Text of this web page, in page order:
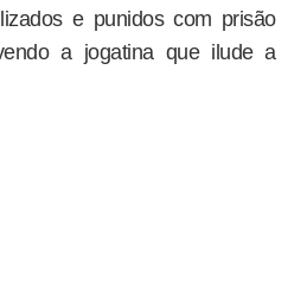
e punidos com prisão
a jogatina que ilude a